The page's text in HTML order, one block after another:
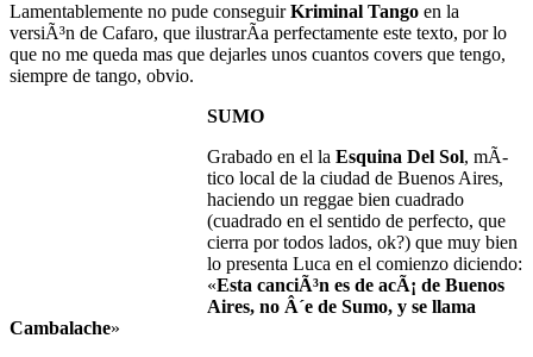
Lamentablemente no pude conseguirKriminal Tango en la
versiÃ³n de Cafaro, que ilustrarÃ­a perfectamente este texto, por lo
que no me queda mas que dejarles unos cuantos covers que tengo,
siempre de tango, obvio.
SUMO
Grabado en el la Esquina Del Sol, mÃ­
tico local de la ciudad de Buenos Aires,
haciendo un reggae bien cuadrado
(cuadrado en el sentido de perfecto, que
cierra por todos lados, ok?) que muy bien
lo presenta Luca en el comienzo diciendo:
«Esta canciÃ³n es de acÃ¡ de Buenos
Aires, no Â´e de Sumo, y se llama
Cambalache»